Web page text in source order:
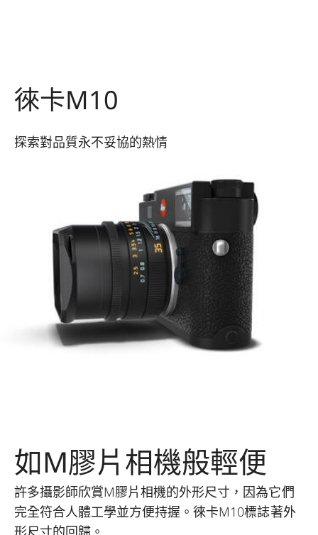
徠卡M10
探索對品質永不妥協的熱情
如M膠片相機般輕便
許多攝影師欣賞M膠片相機的外形尺寸，因為它們
完全符合人體工學並方便持握。徠卡M10標誌著外